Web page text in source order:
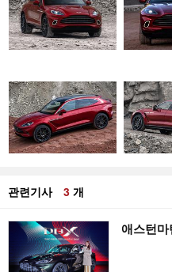
관련기사 3 개
애스턴